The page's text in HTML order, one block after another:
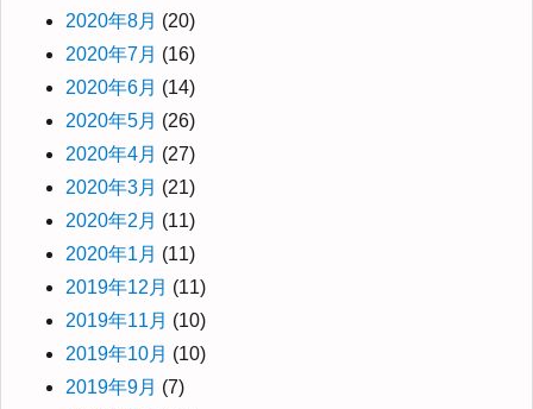
2020年8月 (20)
2020年7月 (16)
2020年6月 (14)
2020年5月 (26)
2020年4月 (27)
2020年3月 (21)
2020年2月 (11)
2020年1月 (11)
2019年12月 (11)
2019年11月 (10)
2019年10月 (10)
2019年9月 (7)